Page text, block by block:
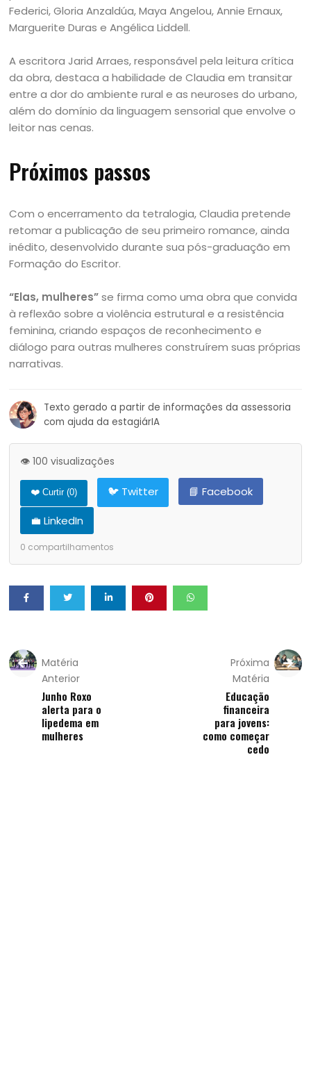
Federici, Gloria Anzaldúa, Maya Angelou, Annie Ernaux,
Marguerite Duras e Angélica Liddell.
A escritora Jarid Arraes, responsável pela leitura crítica
da obra, destaca a habilidade de Claudia em transitar
entre a dor do ambiente rural e as neuroses do urbano,
além do domínio da linguagem sensorial que envolve o
leitor nas cenas.
Próximos passos
Com o encerramento da tetralogia, Claudia pretende
retomar a publicação de seu primeiro romance, ainda
inédito, desenvolvido durante sua pós-graduação em
Formação do Escritor.
“Elas, mulheres”se firma como uma obra que convida
à reflexão sobre a violência estrutural e a resistência
feminina, criando espaços de reconhecimento e
diálogo para outras mulheres construírem suas próprias
narrativas.
Texto gerado a partir de informações da assessoria
com ajuda da estagiárIA
👁️ 100 visualizações
❤️ Curtir (0) 🐦 Twitter
📘 Facebook
💼 LinkedIn
0 compartilhamentos
Matéria
Anterior
Junho Roxo
alerta para o
lipedema em
mulheres
Próxima
Matéria
Educação
financeira
para jovens:
como começar
cedo